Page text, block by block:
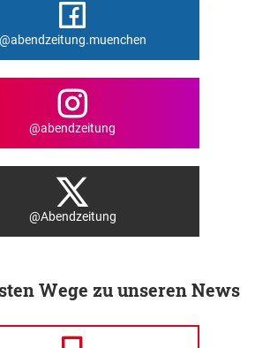
@abendzeitung.muenchen
@abendzeitung
@Abendzeitung
Wege zu unseren News